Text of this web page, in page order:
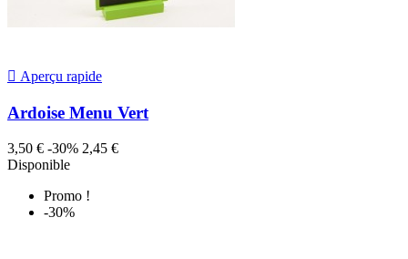
 Aperçu rapide
Ardoise Menu Vert
3,50 € -30% 2,45 €
Disponible
Promo !
-30%